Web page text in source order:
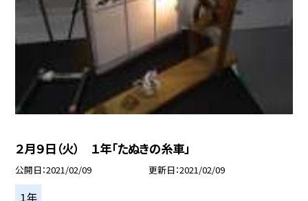
２月９日（火） １年「たぬきの糸車」
公開日 2021/02/09 更新日 2021/02/09
１年